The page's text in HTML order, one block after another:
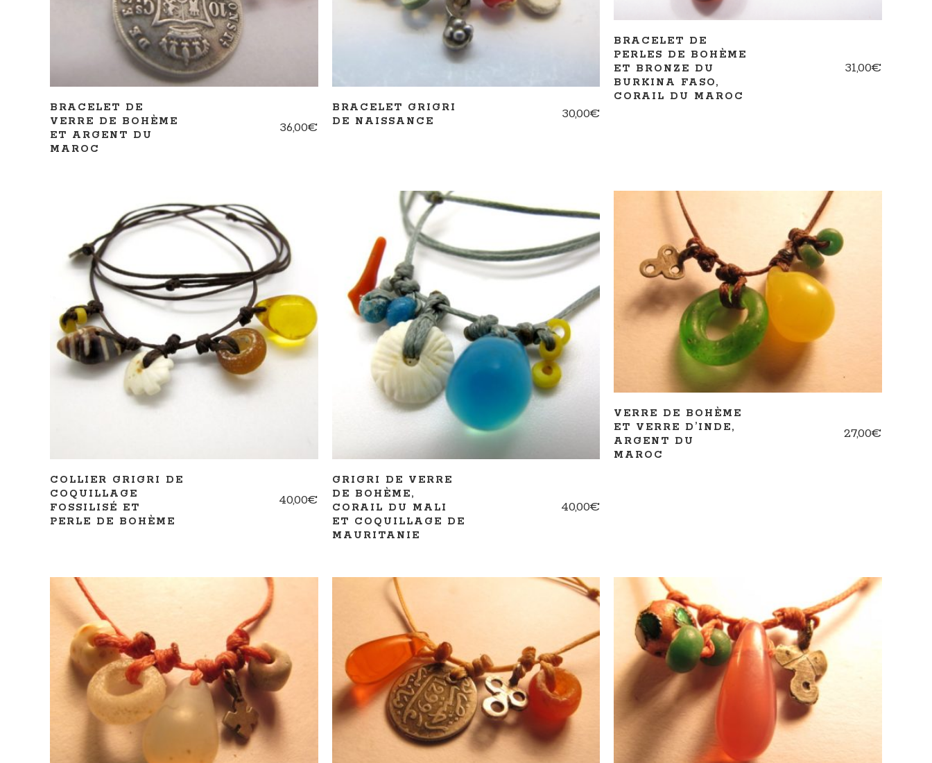
BRACELET DE
VERRE DE BOHÈME
ET ARGENT DU
MAROC
36,00€
BRACELET GRIGRI
DE NAISSANCE
30,00€
BRACELET DE
PERLES DE BOHÈME
ET BRONZE DU
BURKINA FASO,
CORAIL DU MAROC
31,00€
AJOUTER AU PANIER
COLLIER GRIGRI DE
COQUILLAGE
FOSSILISÉ ET
PERLE DE BOHÈME
40,00€
AJOUTER AU PANIER
GRIGRI DE VERRE
DE BOHÈME,
CORAIL DU MALI
ET COQUILLAGE DE
MAURITANIE
40,00€
AJOUTER AU PANIER
VERRE DE BOHÈME
ET VERRE D’INDE,
ARGENT DU
MAROC
27,00€
LIRE LA SUITE AJOUTER AU PANIER AJOUTER AU PANIER